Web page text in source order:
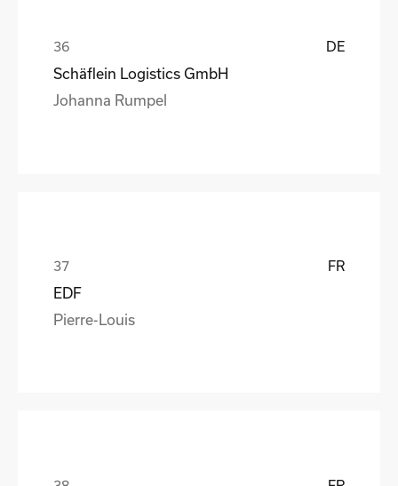
DE
Schäflein Logistics GmbH
Johanna Rumpel
FR
EDF
Pierre-Louis